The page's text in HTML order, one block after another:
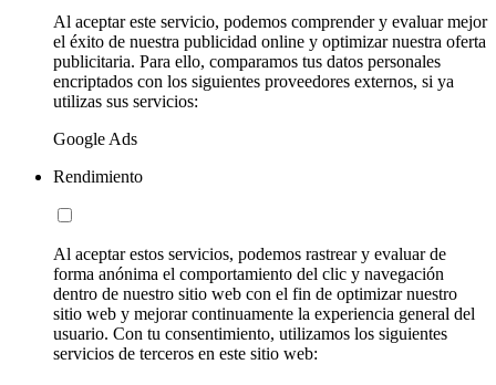
Al aceptar este servicio, podemos comprender y evaluar mejor
el éxito de nuestra publicidad online y optimizar nuestra oferta
publicitaria. Para ello, comparamos tus datos personales
encriptados con los siguientes proveedores externos, si ya
utilizas sus servicios:
Google Ads
Rendimiento
Al aceptar estos servicios, podemos rastrear y evaluar de
forma anónima el comportamiento del clic y navegación
dentro de nuestro sitio web con el fin de optimizar nuestro
sitio web y mejorar continuamente la experiencia general del
usuario. Con tu consentimiento, utilizamos los siguientes
servicios de terceros en este sitio web: